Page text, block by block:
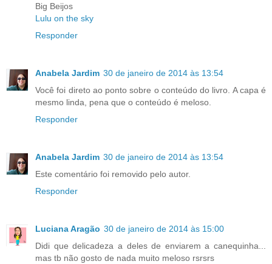
Big Beijos
Lulu on the sky
Responder
Anabela Jardim 30 de janeiro de 2014 às 13:54
Você foi direto ao ponto sobre o conteúdo do livro. A capa é
mesmo linda, pena que o conteúdo é meloso.
Responder
Anabela Jardim 30 de janeiro de 2014 às 13:54
Este comentário foi removido pelo autor.
Responder
Luciana Aragão 30 de janeiro de 2014 às 15:00
Didi que delicadeza a deles de enviarem a canequinha...
mas tb não gosto de nada muito meloso rsrsrs